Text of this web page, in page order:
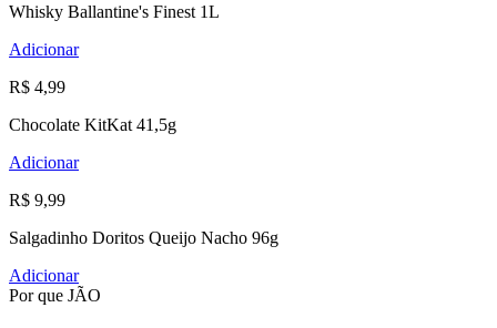
Whisky Ballantine's Finest 1L
Adicionar
R$ 4,99
Chocolate KitKat 41,5g
Adicionar
R$ 9,99
Salgadinho Doritos Queijo Nacho 96g
Adicionar
Por que JÃO